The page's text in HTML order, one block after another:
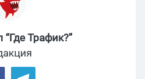
“Где Трафик?”